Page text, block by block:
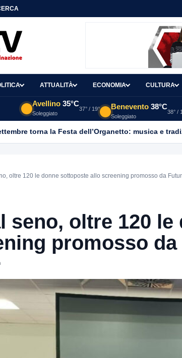
ATTUALITÀ ECONOMIA CULTURA
Avellino 35°C
Soleggiato
37° / 19° Benevento 38°C
Soleggiato
38° /
torna la Festa dell’Organetto: musica e
oltre 120 le donne sottoposte allo screening promosso da
seno, oltre 120
promosso